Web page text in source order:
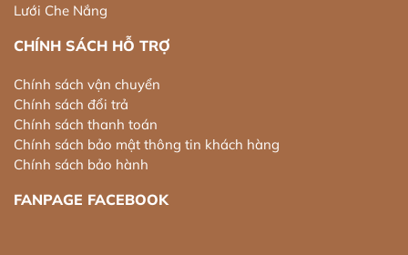
Lưới Che Nắng
CHÍNH SÁCH HỖ TRỢ
Chính sách vận chuyển
Chính sách đổi trả
Chính sách thanh toán
Chính sách bảo mật thông tin khách hàng
Chính sách bảo hành
FANPAGE FACEBOOK